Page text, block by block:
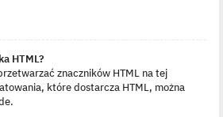
HTML?
znaczników HTML na tej
które dostarcza HTML, można